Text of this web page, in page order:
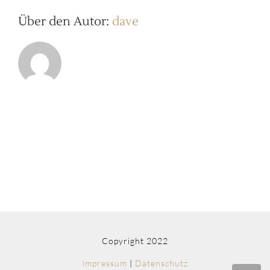
Über den Autor: dave
Copyright 2022
Impressum | Datenschutz